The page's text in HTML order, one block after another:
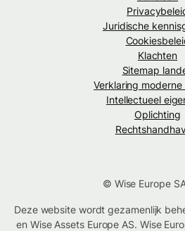
Juridische
Klachten
Sitemap
Verklaring moderne
Intellectueel
Oplichting
© Wise Europe
Deze website wordt gezamenlijk
en Wise Assets Europe AS. Wise